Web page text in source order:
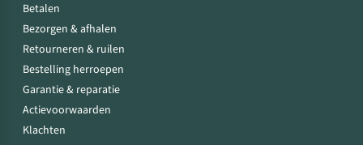
Betalen
Bezorgen & afhalen
Retourneren & ruilen
Bestelling herroepen
Garantie & reparatie
Actievoorwaarden
Klachten